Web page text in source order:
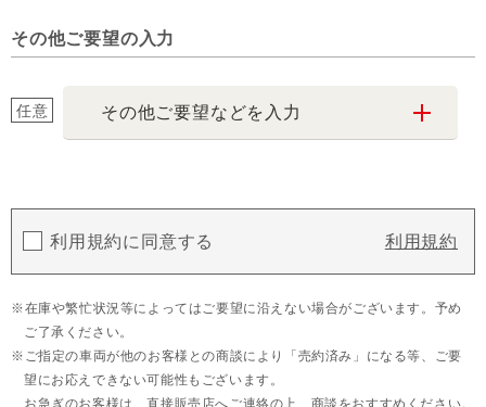
その他ご要望の入力
任意 その他ご要望などを入力
利用規約に同意する 利用規約
在庫や繁忙状況等によってはご要望に沿えない場合がございます。予め
ご了承ください。
ご指定の車両が他のお客様との商談により「売約済み」になる等、ご要
望にお応えできない可能性もございます。
お急ぎのお客様は、直接販売店へご連絡の上、商談をおすすめください。